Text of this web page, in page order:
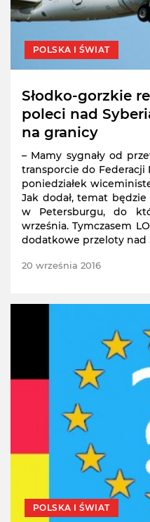
POLSKA I ŚWIAT
Słodko-gorzkie
poleci nad
na granicy
– Mamy sygnały od
transporcie do Federacji
poniedziałek
Jak dodał, temat
w Petersburgu, do
września. Tymczasem
dodatkowe przeloty nad
20 września 2016
POLSKA I ŚWIAT